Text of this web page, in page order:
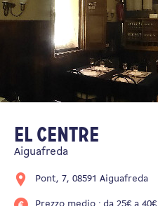
El Centre
Aiguafreda
Pont, 7, 08591 Aiguafreda